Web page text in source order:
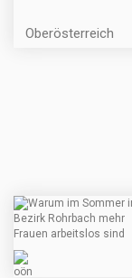
Oberösterreich